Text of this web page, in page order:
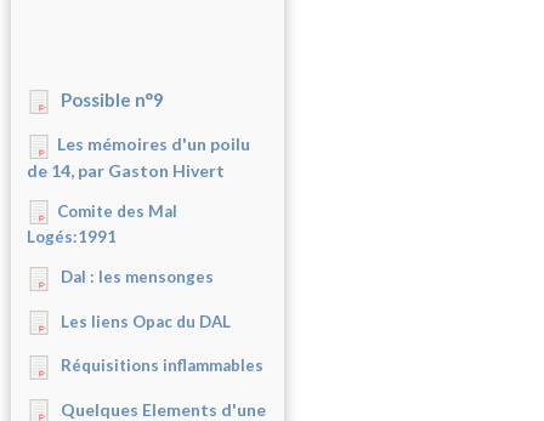
Possible n°9
Les mémoires d'un poilu
de 14, par Gaston Hivert
Comite des Mal
Logés:1991
Dal : les mensonges
Les liens Opac du DAL
Réquisitions inflammables
Quelques Elements d'une